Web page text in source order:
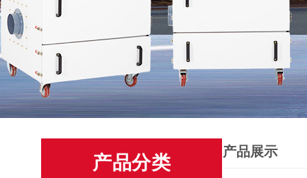
产品分类
产品展示